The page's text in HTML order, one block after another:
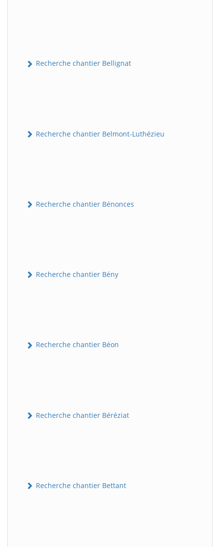
Recherche chantier Bellignat
Recherche chantier Belmont-Luthézieu
Recherche chantier Bénonces
Recherche chantier Bény
Recherche chantier Béon
Recherche chantier Béréziat
Recherche chantier Bettant